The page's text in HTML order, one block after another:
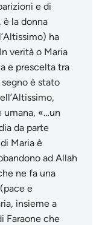
e di
è la donna
ha
verità o Maria
e prescelta tra
è stato
umana, «…un
da parte
Maria è
ad Allah
ne fa una
e
insieme a
Faraone che